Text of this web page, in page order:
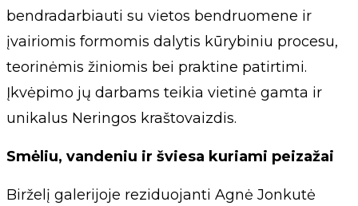
bendradarbiauti su vietos bendruomene ir
įvairiomis formomis dalytis kūrybiniu procesu,
teorinėmis žiniomis bei praktine patirtimi.
Įkvėpimo jų darbams teikia vietinė gamta ir
unikalus Neringos kraštovaizdis.
Smėliu, vandeniu ir šviesa kuriami peizažai
Birželį galerijoje reziduojanti Agnė Jonkutė